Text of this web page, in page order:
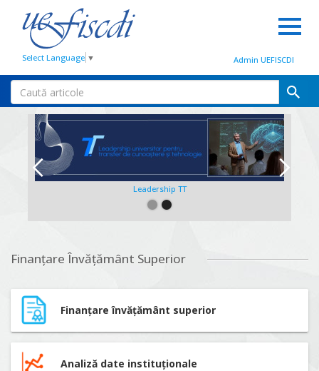
Select Language ▼ Admin UEFISCDI
Leadership TT
Finanțare Învățământ Superior
Finanțare învățământ superior
Analiză date instituționale